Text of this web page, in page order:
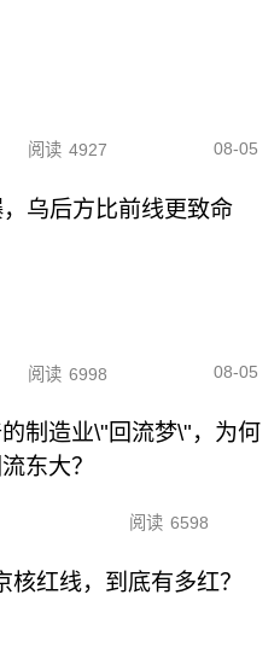
阅读 4927 08-05
乌后方比前线更致命
阅读 6998 08-05
制造业\"回流梦\"，为何
东大？
阅读 6598
红线，到底有多红？